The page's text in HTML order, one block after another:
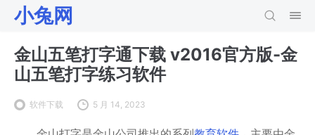
小兔网
金山五笔打字通下载 v2016官方版-金
山五笔打字练习软件
软件下载 5 月 14, 2023